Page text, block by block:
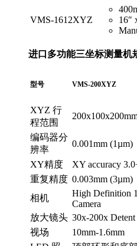
VMS-1612XYZ
16″
进口多功能三坐标测量机
型号 VMS-200XYZ
XYZ 行
程范围
编码器分
辨率
0.001mm (1µm)
XY精度
XY accuracy
重复精度 0.003mm (3µm)
相机
High Definition
Camera
放大镜头 30x-200x
视场
10mm-1.6mm